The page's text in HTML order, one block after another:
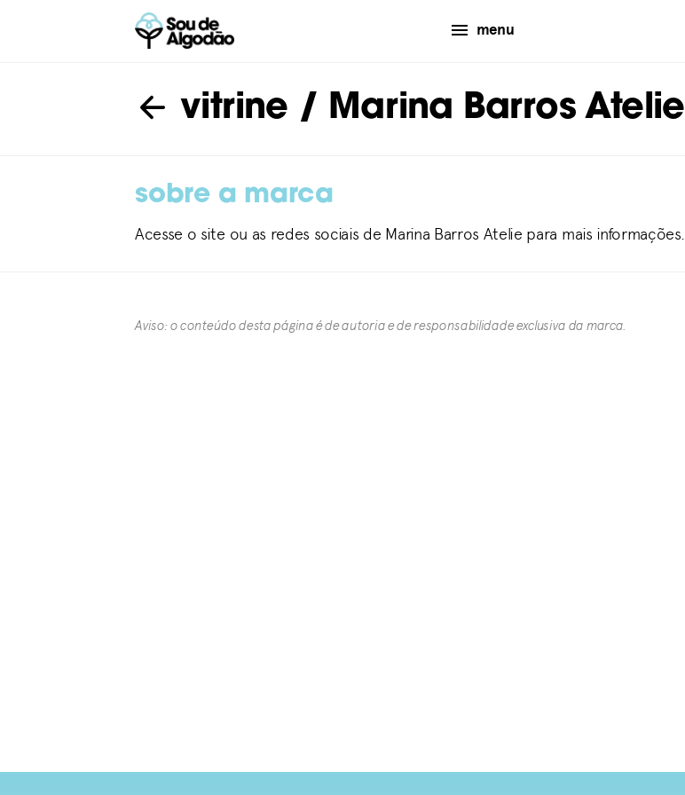
menu
vitrine / Marina Barros Atelie
sobre a marca
Acesse o site ou as redes sociais de Marina Barros Atelie para mais informações.
Aviso: o conteúdo desta página é de autoria e de responsabilidade exclusiva da marca.​